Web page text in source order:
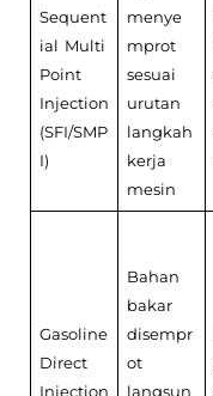
Sequent
ial Multi
Point
Injection
(SFI/SMP
I)
menye
mprot
sesuai
urutan
langkah
kerja
mesin
Gasoline
Direct
Injection
Bahan
bakar
disempr
ot
langsun